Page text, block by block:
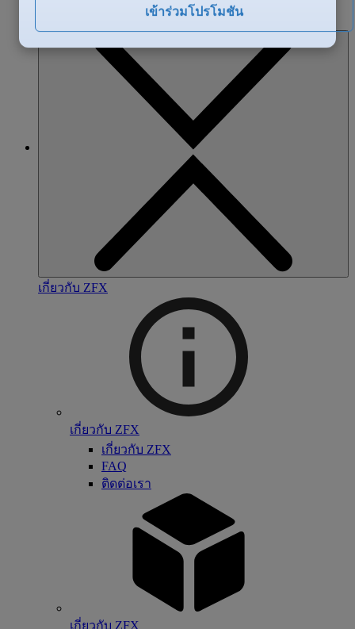
เกี่ยวกับ ZFX
เกี่ยวกับ ZFX
เกี่ยวกับ ZFX
FAQ
ติดต่อเรา
เกี่ยวกับ ZFX
เข้าร่วมโปรโมชัน